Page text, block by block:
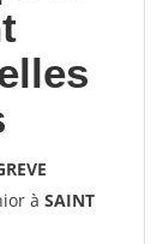
à SAINT